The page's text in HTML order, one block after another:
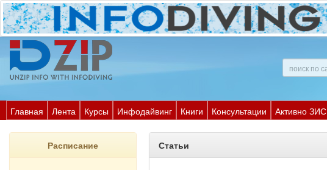
Главная Лента Курсы Инфодайвинг Книги Консультации Активно ЗИС
Расписание Статьи